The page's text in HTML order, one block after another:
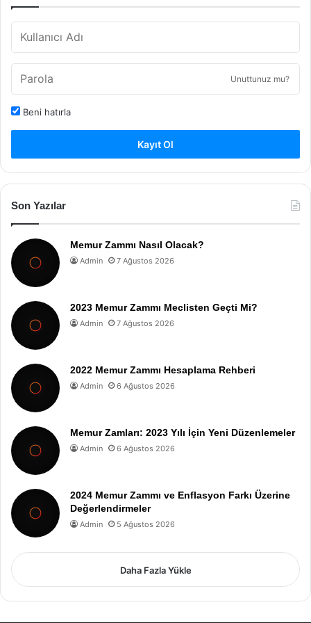
Unuttunuz mu?
Beni hatırla
Kayıt Ol
Son Yazılar
Memur Zammı Nasıl Olacak?
Admin 7 Ağustos 2026
2023 Memur Zammı Meclisten Geçti Mi?
Admin 7 Ağustos 2026
2022 Memur Zammı Hesaplama Rehberi
Admin 6 Ağustos 2026
Memur Zamları: 2023 Yılı İçin Yeni Düzenlemeler
Admin 6 Ağustos 2026
2024 Memur Zammı ve Enflasyon Farkı Üzerine
Değerlendirmeler
Admin 5 Ağustos 2026
Daha Fazla Yükle